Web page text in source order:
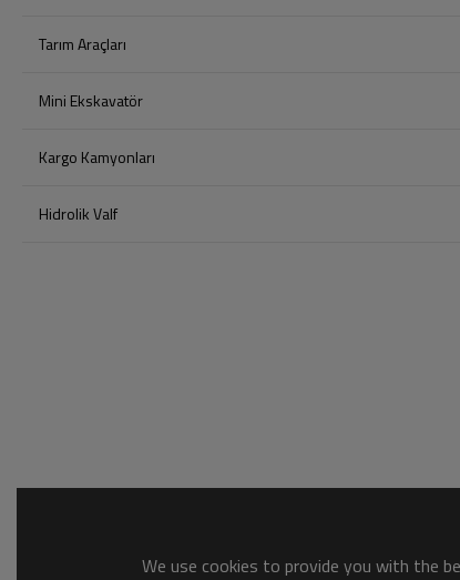
Tarım Araçları
Mini Ekskavatör
Kargo Kamyonları
Hidrolik Valf
We use cookies to provide you with the